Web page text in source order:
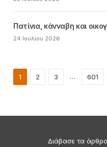
Πατίνια, κάνναβη και
24 Ιουλίου 2026
1 2 3 … 601
Διάβασε τα